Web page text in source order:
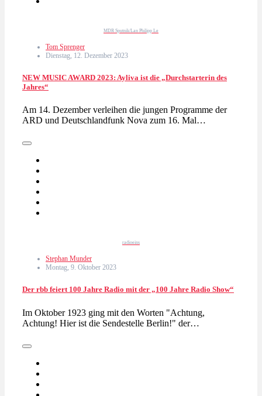
MDR Sputnik/Lan Philipp Le
Tom Sprenger
Dienstag, 12. Dezember 2023
NEW MUSIC AWARD 2023: Ayliva ist die „Durchstarterin des
Jahres“
Am 14. Dezember verleihen die jungen Programme der
ARD und Deutschlandfunk Nova zum 16. Mal…
radioeins
Stephan Munder
Montag, 9. Oktober 2023
Der rbb feiert 100 Jahre Radio mit der „100 Jahre Radio Show“
Im Oktober 1923 ging mit den Worten "Achtung,
Achtung! Hier ist die Sendestelle Berlin!" der…